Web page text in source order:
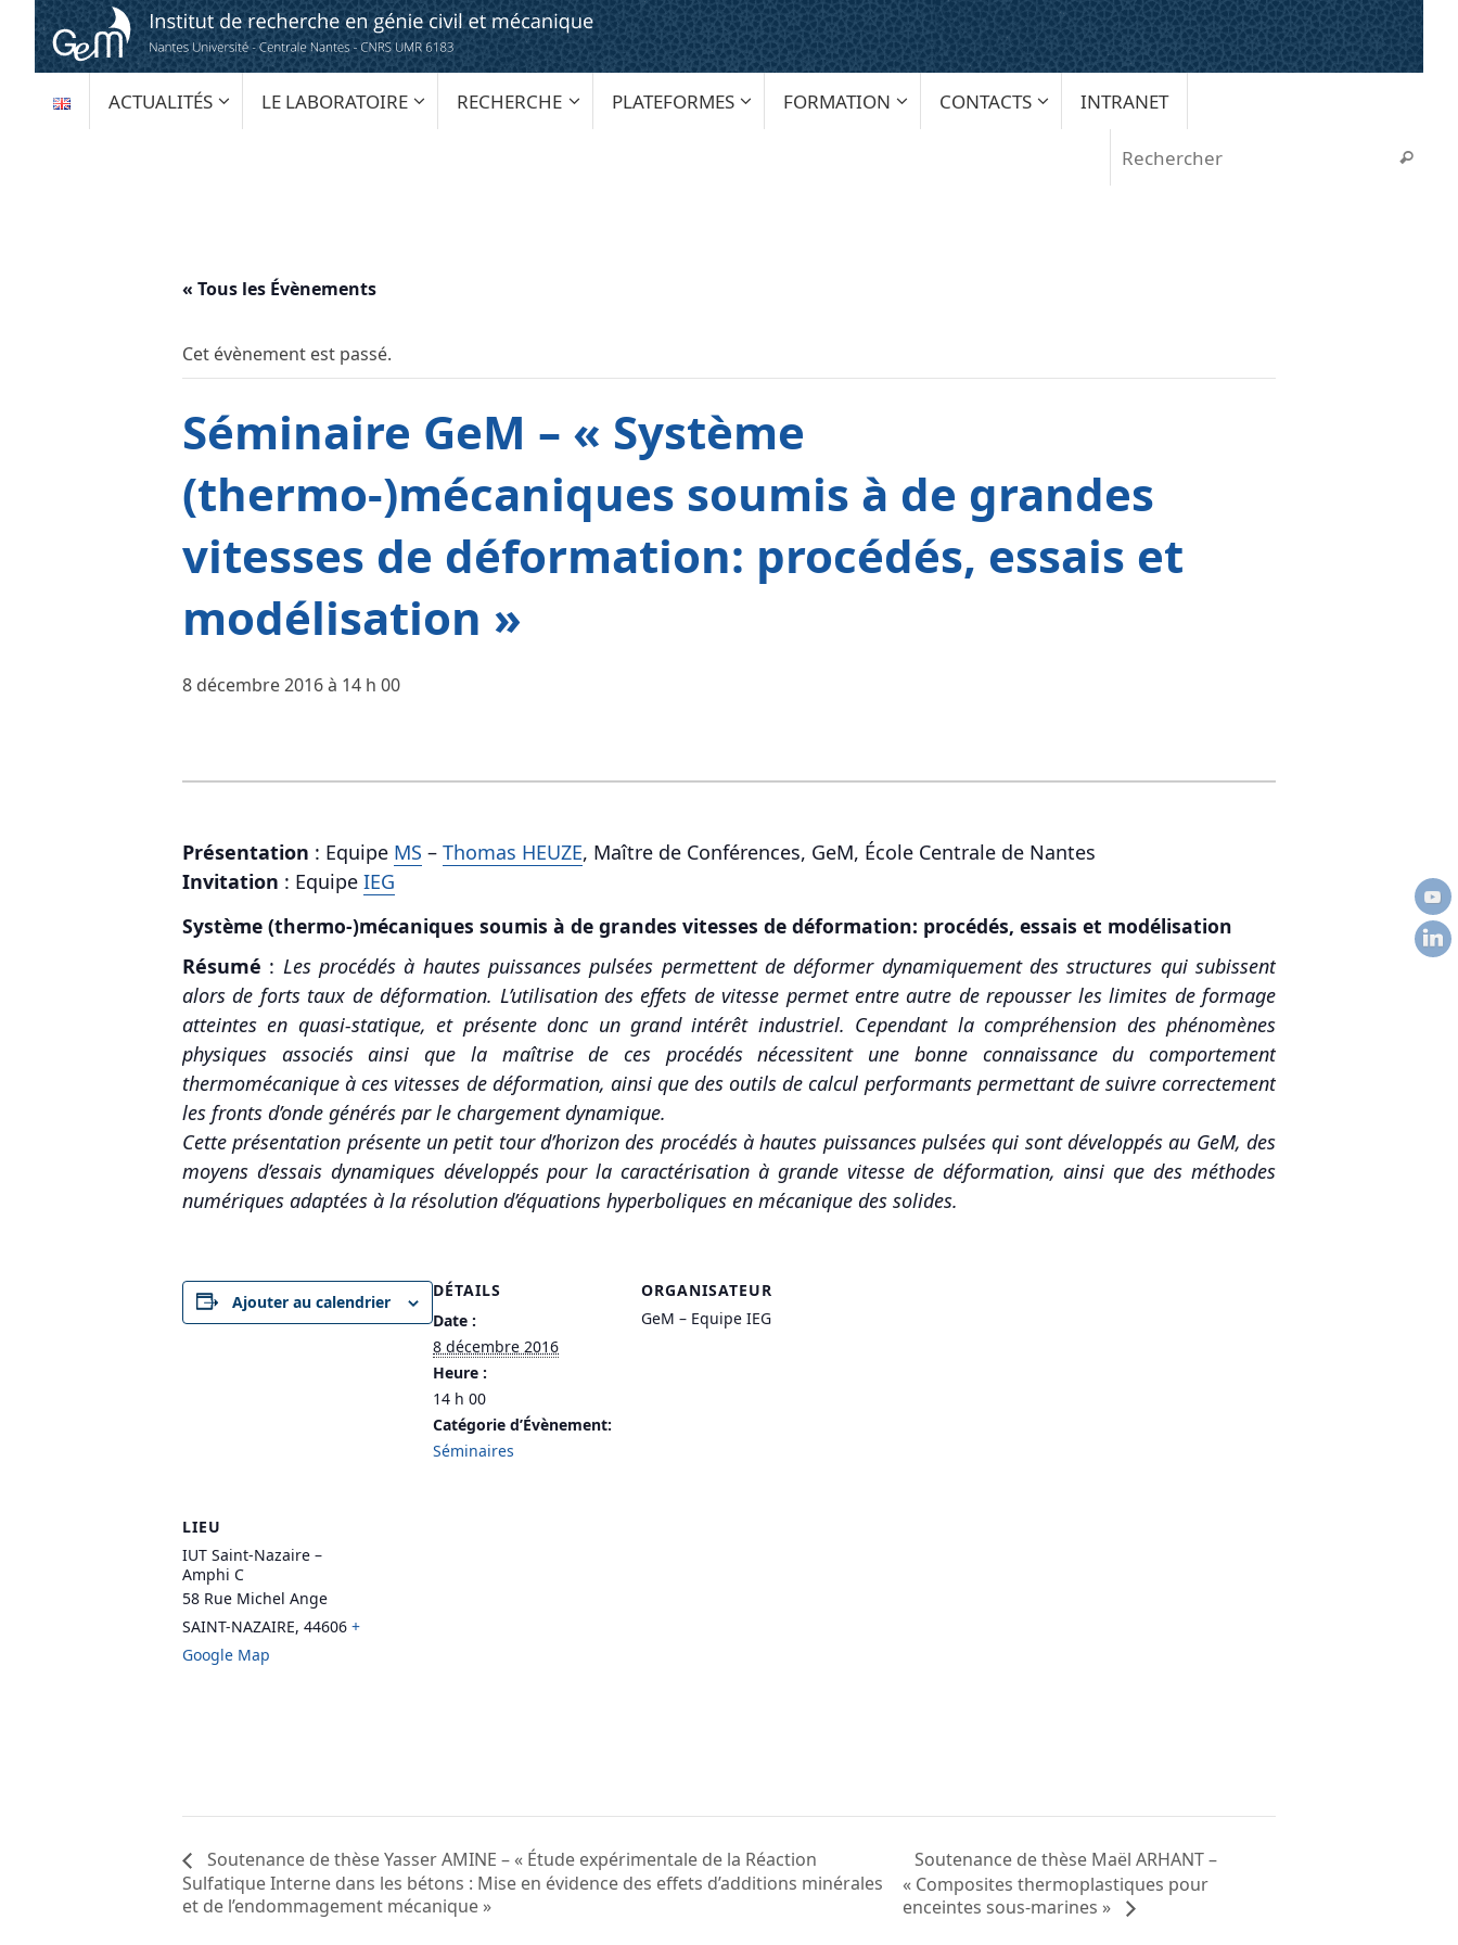
Passer
contenu
AU
CONTENU
ACTUALITÉS LE LABORATOIRE RECHERCHE PLATEFORMES FORMATION CONTACTS INTRANET
« Tous les Évènements
Cet évènement est passé.
Séminaire GeM – « Système
(thermo-)mécaniques soumis à de grandes
vitesses de déformation: procédés, essais et
modélisation »
8 décembre 2016 à 14 h 00
Présentation : Equipe MS – Thomas HEUZE, Maître de Conférences, GeM, École Centrale de Nantes
Invitation : Equipe IEG
Système (thermo-)mécaniques soumis à de grandes vitesses de déformation: procédés, essais et modélisation
Résumé : Les procédés à hautes puissances pulsées permettent de déformer dynamiquement des structures qui subissent
alors de forts taux de déformation. L’utilisation des effets de vitesse permet entre autre de repousser les limites de formage
atteintes en quasi-statique, et présente donc un grand intérêt industriel. Cependant la compréhension des phénomènes
physiques associés ainsi que la maîtrise de ces procédés nécessitent une bonne connaissance du comportement
thermomécanique à ces vitesses de déformation, ainsi que des outils de calcul performants permettant de suivre correctement
les fronts d’onde générés par le chargement dynamique.
Cette présentation présente un petit tour d’horizon des procédés à hautes puissances pulsées qui sont développés au GeM, des
moyens d’essais dynamiques développés pour la caractérisation à grande vitesse de déformation, ainsi que des méthodes
numériques adaptées à la résolution d’équations hyperboliques en mécanique des solides.
Ajouter au calendrier
DÉTAILS
Date :
8 décembre 2016
Heure :
14 h 00
Catégorie d’Évènement:
Séminaires
ORGANISATEUR
GeM – Equipe IEG
LIEU
IUT Saint-Nazaire –
Amphi C
58 Rue Michel Ange
SAINT-NAZAIRE, 44606 +
Google Map
Soutenance de thèse Yasser AMINE – « Étude expérimentale de la Réaction
Sulfatique Interne dans les bétons : Mise en évidence des effets d’additions minérales
et de l’endommagement mécanique »
Soutenance de thèse Maël ARHANT –
« Composites thermoplastiques pour
enceintes sous-marines »